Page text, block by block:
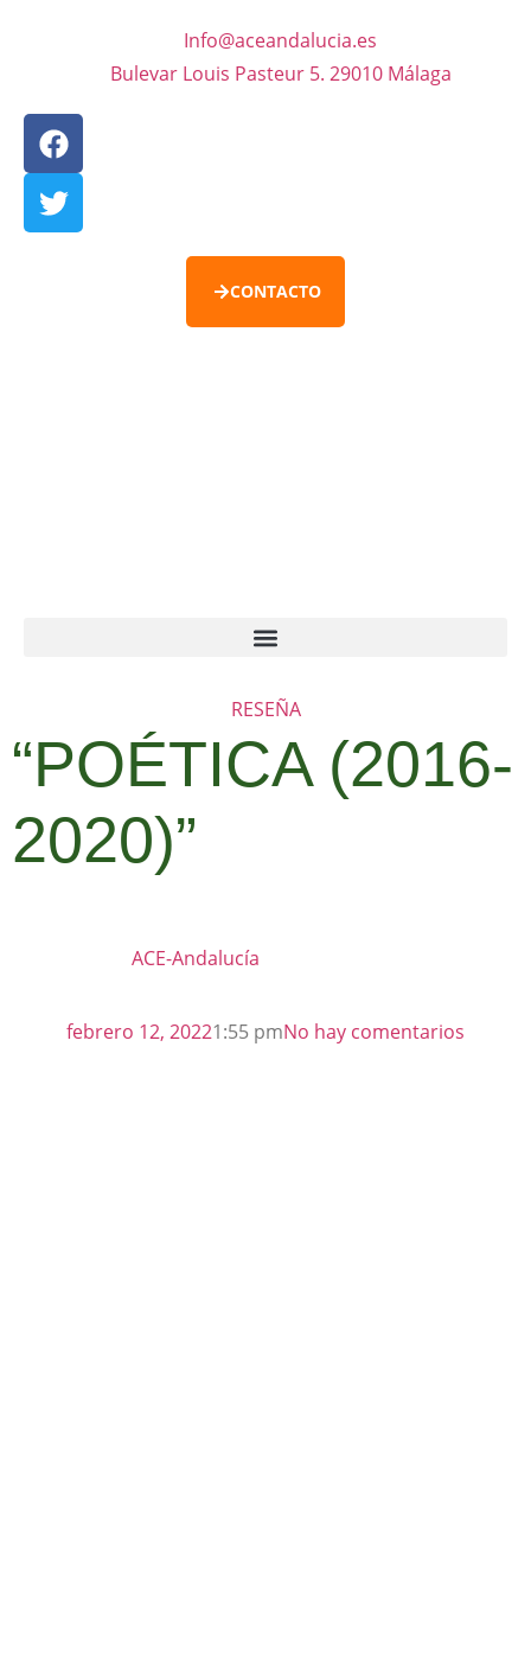
Info@aceandalucia.es
Bulevar Louis Pasteur 5. 29010 Málaga
CONTACTO
RESEÑA
“POÉTICA (2016-
2020)”
ACE-Andalucía
febrero 12, 20221:55 pmNo hay comentarios